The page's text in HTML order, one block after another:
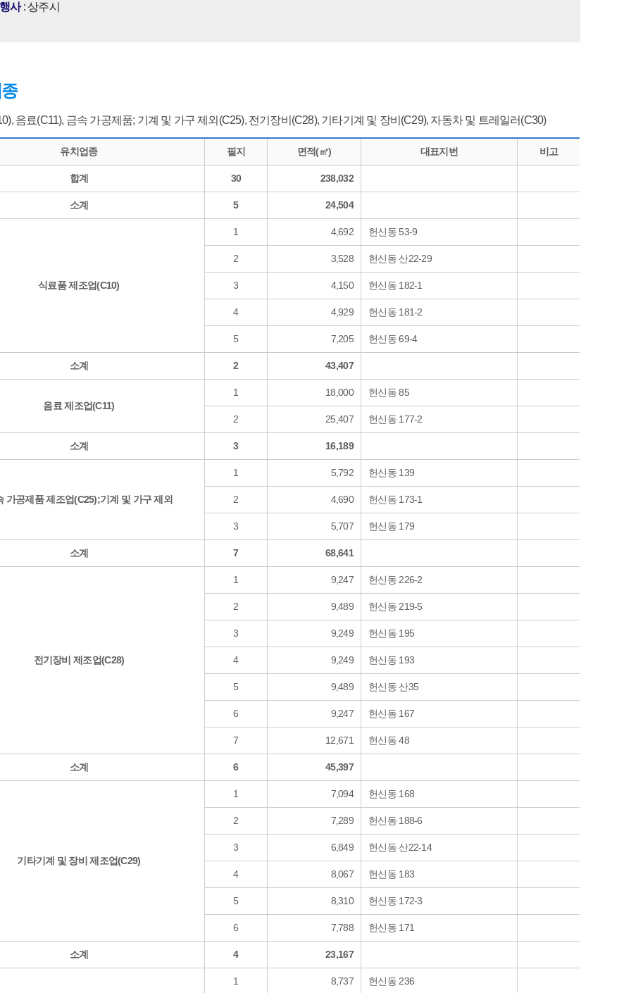
사: 상주시
음료(C11), 금속 가공제품; 기계 및 가구 제외(C25), 전기장비(C28), 기타기계 및 장비(C29), 자동차 및 트레일러(C30)
유치업종 필지 면적(㎡) 대표지번 비고
합계 30 238,032
소계 5 24,504
식료품 제조업(C10)
1 4,692 헌신동 53-9
2 3,528 헌신동 산22-29
3 4,150 헌신동 182-1
4 4,929 헌신동 181-2
5 7,205 헌신동 69-4
소계 2 43,407
음료 제조업(C11)
1 18,000 헌신동 85
2 25,407 헌신동 177-2
소계 3 16,189
가공제품 제조업(C25);기계 및 가구 제외
1 5,792 헌신동 139
2 4,690 헌신동 173-1
3 5,707 헌신동 179
소계 7 68,641
전기장비 제조업(C28)
1 9,247 헌신동 226-2
2 9,489 헌신동 219-5
3 9,249 헌신동 195
4 9,249 헌신동 193
5 9,489 헌신동 산35
6 9,247 헌신동 167
7 12,671 헌신동 48
소계 6 45,397
기타기계 및 장비 제조업(C29)
1 7,094 헌신동 168
2 7,289 헌신동 188-6
3 6,849 헌신동 산22-14
4 8,067 헌신동 183
5 8,310 헌신동 172-3
6 7,788 헌신동 171
소계 4 23,167
1 8,737 헌신동 236